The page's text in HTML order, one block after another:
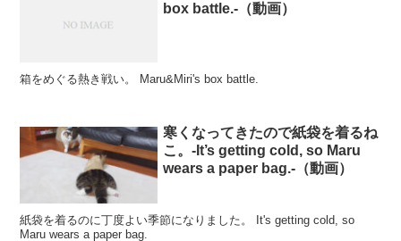
box battle.-（動画）
箱をめぐる熱き戦い。 Maru&Miri's box battle.
寒くなってきたので紙袋を着るね
こ。-It’s getting cold, so Maru
wears a paper bag.-（動画）
紙袋を着るのに丁度よい季節になりました。 It's getting cold, so
Maru wears a paper bag.